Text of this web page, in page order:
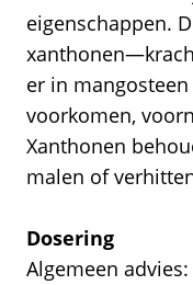
eigenschappen.
er in
voorkomen,
Xanthonen
malen of
Dosering
Algemeen